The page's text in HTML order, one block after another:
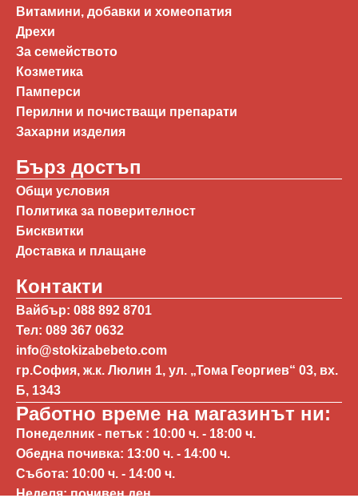
Витамини, добавки и хомеопатия
Дрехи
За семейството
Козметика
Памперси
Перилни и почистващи препарати
Захарни изделия
Бърз достъп
Общи условия
Политика за поверителност
Бисквитки
Доставка и плащане
Контакти
Вайбър: 088 892 8701
Тел: 089 367 0632
info@stokizabebeto.com
гр.София, ж.к. Люлин 1, ул. „Тома Георгиев“ 03, вх.
Б, 1343
Работно време на магазинът ни:
Понеделник - петък : 10:00 ч. - 18:00 ч.
Обедна почивка: 13:00 ч. - 14:00 ч.
Събота: 10:00 ч. - 14:00 ч.
Неделя: почивен ден